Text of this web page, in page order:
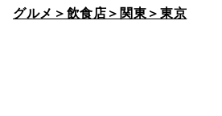
グルメ＞飲食店＞関東＞東京